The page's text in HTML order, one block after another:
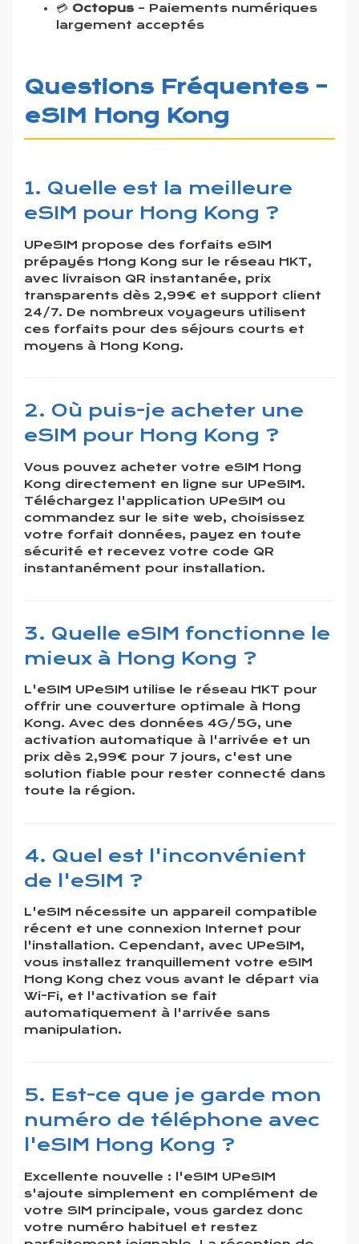
💳 Octopus – Paiements numériques
largement acceptés
Questions Fréquentes –
eSIM Hong Kong
1. Quelle est la meilleure
eSIM pour Hong Kong ?
UPeSIM propose des forfaits eSIM
prépayés Hong Kong sur le réseau HKT,
avec livraison QR instantanée, prix
transparents dès 2,99€ et support client
24/7. De nombreux voyageurs utilisent
ces forfaits pour des séjours courts et
moyens à Hong Kong.
2. Où puis-je acheter une
eSIM pour Hong Kong ?
Vous pouvez acheter votre eSIM Hong
Kong directement en ligne sur UPeSIM.
Téléchargez l'application UPeSIM ou
commandez sur le site web, choisissez
votre forfait données, payez en toute
sécurité et recevez votre code QR
instantanément pour installation.
3. Quelle eSIM fonctionne le
mieux à Hong Kong ?
L'eSIM UPeSIM utilise le réseau HKT pour
offrir une couverture optimale à Hong
Kong. Avec des données 4G/5G, une
activation automatique à l'arrivée et un
prix dès 2,99€ pour 7 jours, c'est une
solution fiable pour rester connecté dans
toute la région.
4. Quel est l'inconvénient
de l'eSIM ?
L'eSIM nécessite un appareil compatible
récent et une connexion Internet pour
l'installation. Cependant, avec UPeSIM,
vous installez tranquillement votre eSIM
Hong Kong chez vous avant le départ via
Wi-Fi, et l'activation se fait
automatiquement à l'arrivée sans
manipulation.
5. Est-ce que je garde mon
numéro de téléphone avec
l'eSIM Hong Kong ?
Excellente nouvelle : l'eSIM UPeSIM
s'ajoute simplement en complément de
votre SIM principale, vous gardez donc
votre numéro habituel et restez